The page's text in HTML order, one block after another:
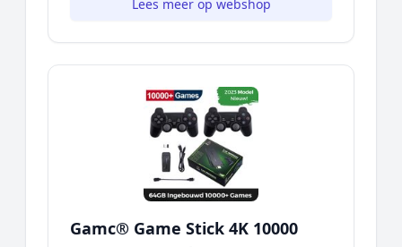
Lees meer op webshop
Gamc® Game Stick 4K 10000